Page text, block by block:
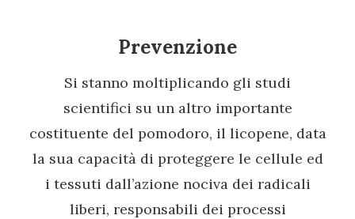
Prevenzione
Si stanno moltiplicando gli studi
scientifici su un altro importante
costituente del pomodoro, il licopene, data
la sua capacità di proteggere le cellule ed
i tessuti dall’azione nociva dei radicali
liberi, responsabili dei processi